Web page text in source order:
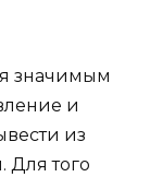
значимым
и
из
Для того